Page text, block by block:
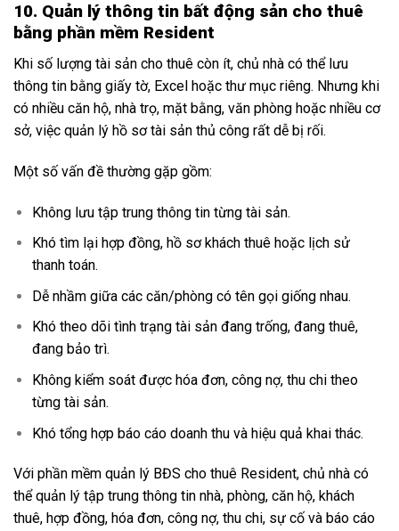
10. Quản lý thông tin bất động sản cho thuê
bằng phần mềm Resident
Khi số lượng tài sản cho thuê còn ít, chủ nhà có thể lưu
thông tin bằng giấy tờ, Excel hoặc thư mục riêng. Nhưng khi
có nhiều căn hộ, nhà trọ, mặt bằng, văn phòng hoặc nhiều cơ
sở, việc quản lý hồ sơ tài sản thủ công rất dễ bị rối.
Một số vấn đề thường gặp gồm:
Không lưu tập trung thông tin từng tài sản.
Khó tìm lại hợp đồng, hồ sơ khách thuê hoặc lịch sử
thanh toán.
Dễ nhầm giữa các căn/phòng có tên gọi giống nhau.
Khó theo dõi tình trạng tài sản đang trống, đang thuê,
đang bảo trì.
Không kiểm soát được hóa đơn, công nợ, thu chi theo
từng tài sản.
Khó tổng hợp báo cáo doanh thu và hiệu quả khai thác.
Với phần mềm quản lý BĐS cho thuê Resident, chủ nhà có
thể quản lý tập trung thông tin nhà, phòng, căn hộ, khách
thuê, hợp đồng, hóa đơn, công nợ, thu chi, sự cố và báo cáo